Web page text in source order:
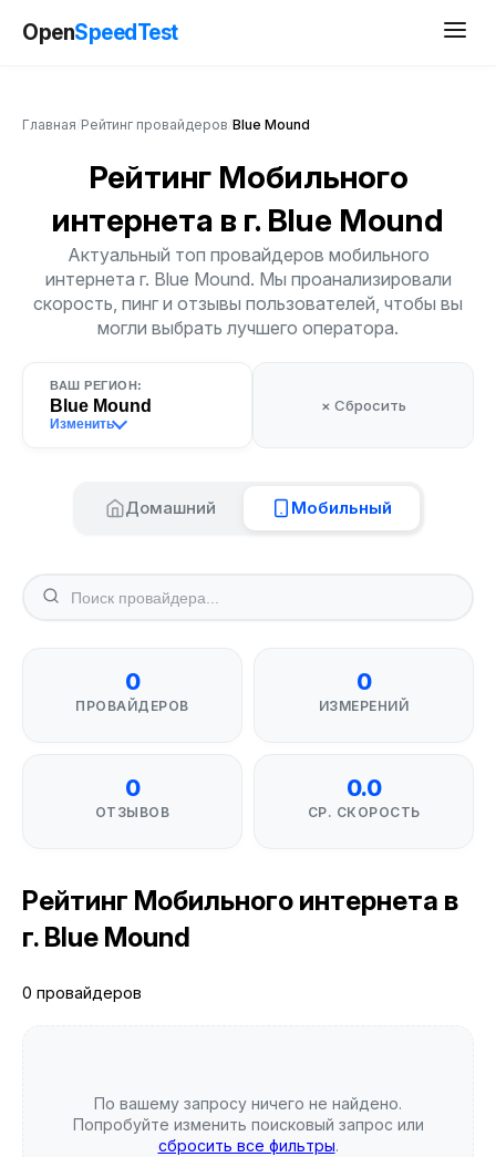
OpenSpeedTest
Главная Рейтинг провайдеров Blue Mound
Рейтинг Мобильного
интернета в г. Blue Mound
Актуальный топ провайдеров мобильного
интернета г. Blue Mound. Мы проанализировали
скорость, пинг и отзывы пользователей, чтобы вы
могли выбрать лучшего оператора.
ВАШ РЕГИОН:
Blue Mound
Изменить
× Сбросить
Домашний Мобильный
0
ПРОВАЙДЕРОВ
0
ИЗМЕРЕНИЙ
0
ОТЗЫВОВ
0.0
СР. СКОРОСТЬ
Рейтинг Мобильного интернета в
г. Blue Mound
0 провайдеров
По вашему запросу ничего не найдено.
Попробуйте изменить поисковый запрос или
сбросить все фильтры.